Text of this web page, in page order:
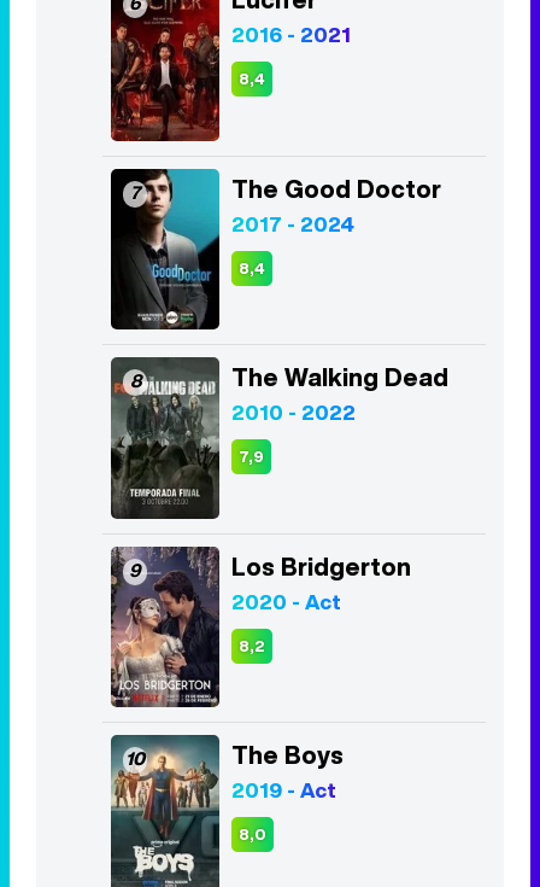
2016 - 2021
8,4
7 The Good Doctor
2017 - 2024
8,4
8 The Walking Dead
2010 - 2022
7,9
9 Los Bridgerton
2020 - Act
8,2
10 The Boys
2019 - Act
8,0